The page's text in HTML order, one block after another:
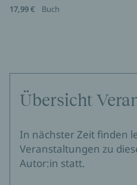
17,99 €
Buch
Übersicht
In nächster Zeit finden
Veranstaltungen zu
Autor:in statt.